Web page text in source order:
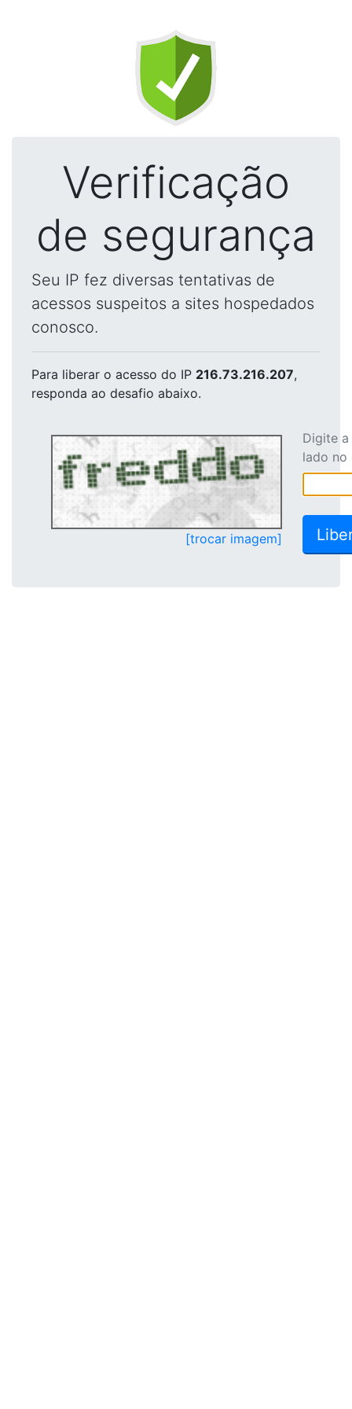
Verificação
de segurança
Seu IP fez diversas tentativas de
acessos suspeitos a sites hospedados
conosco.
Para liberar o acesso do IP 216.73.216.207,
responda ao desafio abaixo.
[trocar imagem]
Digite
lado no